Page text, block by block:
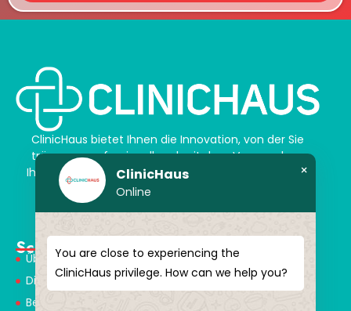
ClinicHaus bietet Ihnen die Innovation, von der Sie
träumen, professionell und mit dem Versprechen,
Ihnen magische Akzente zu verleihen. Schenken Sie
sich selbst ein neues „Ich“.
Schnellmenü
Über Uns
Dienstleistungen
Behandlungen
ClinicHaus
Online
×
You are close to experiencing the
ClinicHaus privilege. How can we help you?